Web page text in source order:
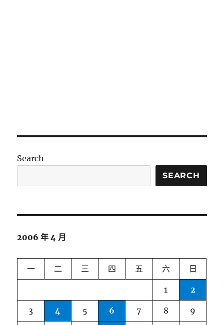
Search
SEARCH
2006 年 4 月
一 二 三 四 五 六 日
1 2
3 4 5 6 7 8 9